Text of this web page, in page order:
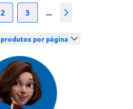
2 3 ... Próximo
produtos por página